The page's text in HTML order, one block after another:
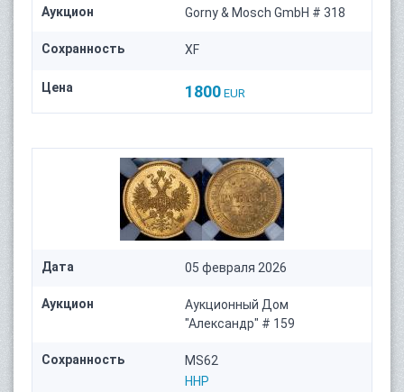
Аукцион Gorny & Mosch GmbH # 318
Сохранность XF
Цена 1800 EUR
Дата 05 февраля 2026
Аукцион
Аукционный Дом
"Александр" # 159
Сохранность
MS62
HHP